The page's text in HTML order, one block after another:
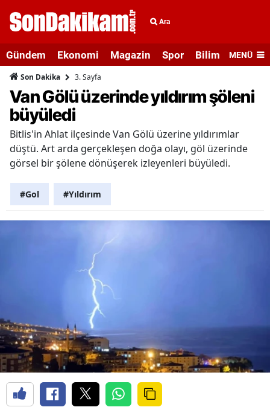
Ara
Gündem Ekonomi Magazin Spor Bilim veMENÜ
Son Dakika 3. Sayfa
Van Gölü üzerinde yıldırım şöleni
büyüledi
Bitlis'in Ahlat ilçesinde Van Gölü üzerine yıldırımlar
düştü. Art arda gerçekleşen doğa olayı, göl üzerinde
görsel bir şölene dönüşerek izleyenleri büyüledi.
#Gol #Yıldırım